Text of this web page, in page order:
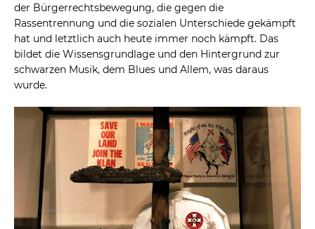
der Bürgerrechtsbewegung, die gegen die
Rassentrennung und die sozialen Unterschiede gekämpft
hat und letztlich auch heute immer noch kämpft. Das
bildet die Wissensgrundlage und den Hintergrund zur
schwarzen Musik, dem Blues und Allem, was daraus
wurde.